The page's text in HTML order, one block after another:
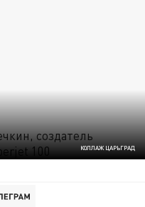
КОЛЛАЖ ЦАРЬГРАД